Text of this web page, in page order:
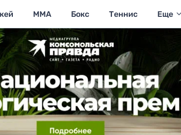
MMA Бокс Теннис Еще